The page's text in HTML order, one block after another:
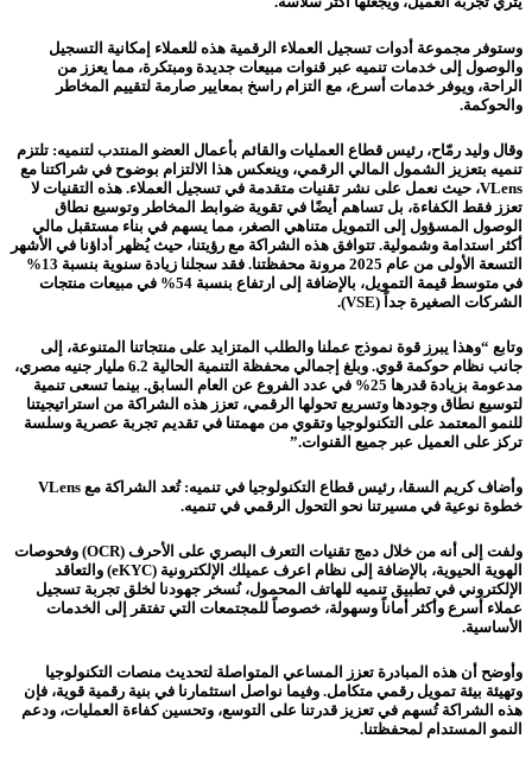
وستوفر مجموعة أدوات تسجيل العملاء الرقمية هذه للعملاء إمكانية التسجيل
والوصول إلى خدمات تنميه عبر قنوات مبيعات جديدة ومبتكرة، مما يعزز من
الراحة، ويوفر خدمات أسرع، مع التزام راسخ بمعايير صارمة لتقييم المخاطر
والحوكمة.
وقال وليد رمّاح، رئيس قطاع العمليات والقائم بأعمال العضو المنتدب لتنميه: تلتزم
تنميه بتعزيز الشمول المالي الرقمي، وينعكس هذا الالتزام بوضوح في شراكتنا مع
VLens، حيث نعمل على نشر تقنيات متقدمة في تسجيل العملاء. هذه التقنيات لا
تعزز فقط الكفاءة، بل تساهم أيضًا في تقوية ضوابط المخاطر وتوسيع نطاق
الوصول المسؤول إلى التمويل متناهي الصغر، مما يسهم في بناء مستقبل مالي
أكثر استدامة وشمولية. تتوافق هذه الشراكة مع رؤيتنا، حيث يُظهر أداؤنا في الأشهر
التسعة الأولى من عام 2025 مرونة محفظتنا. فقد سجلنا زيادة سنوية بنسبة 13%
في متوسط قيمة التمويل، بالإضافة إلى ارتفاع بنسبة 54% في مبيعات منتجات
الشركات الصغيرة جداً (VSE).
وتابع “وهذا يبرز قوة نموذج عملنا والطلب المتزايد على منتجاتنا المتنوعة، إلى
جانب نظام حوكمة قوي. وبلغ إجمالي محفظة التنمية الحالية 6.2 مليار جنيه مصري،
مدعومة بزيادة قدرها 25% في عدد الفروع عن العام السابق. بينما تسعى تنمية
لتوسيع نطاق وجودها وتسريع تحولها الرقمي، تعزز هذه الشراكة من استراتيجيتنا
للنمو المعتمد على التكنولوجيا وتقوي من مهمتنا في تقديم تجربة عصرية وسلسة
تركز على العميل عبر جميع القنوات.”
وأضاف كريم السقا، رئيس قطاع التكنولوجيا في تنميه: تُعد الشراكة مع VLens
خطوة نوعية في مسيرتنا نحو التحول الرقمي في تنميه.
ولفت إلى أنه من خلال دمج تقنيات التعرف البصري على الأحرف (OCR) وفحوصات
الهوية الحيوية، بالإضافة إلى نظام اعرف عميلك الإلكترونية (eKYC) والتعاقد
الإلكتروني في تطبيق تنميه للهاتف المحمول، نُسخر جهودنا لخلق تجربة تسجيل
عملاء أسرع وأكثر أماناً وسهولة، خصوصاً للمجتمعات التي تفتقر إلى الخدمات
الأساسية.
وأوضح أن هذه المبادرة تعزز المساعي المتواصلة لتحديث منصات التكنولوجيا
وتهيئة بيئة تمويل رقمي متكامل. وفيما نواصل استثمارنا في بنية رقمية قوية، فإن
هذه الشراكة تُسهم في تعزيز قدرتنا على التوسع، وتحسين كفاءة العمليات، ودعم
النمو المستدام لمحفظتنا.